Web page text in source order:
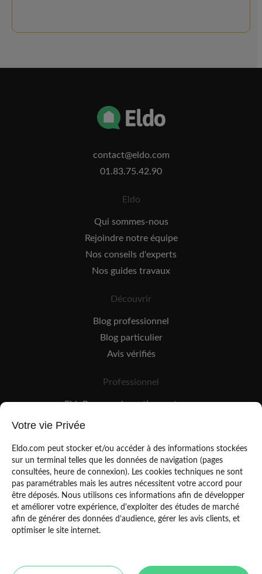
contact@eldo.com
01.83.75.42.90
Eldo
Qui sommes-nous
Rejoindre notre équipe
Nos conseils d'experts
Nos guides travaux
Découvrir
Blog professionnel
Blog particulier
Avis vérifiés
Professionnel
EldoPro pour les artisans et pros
EldoNetwork pour les réseaux, marques et industriels
Mentions légales
Votre vie Privée
Eldo.com peut stocker et/ou accéder à des informations stockées
sur un terminal telles que les données de navigation (pages
consultées, heure de connexion). Les cookies techniques ne sont
pas paramétrables mais les autres nécessitent votre accord pour
être déposés. Nous utilisons ces informations afin de développer
et améliorer votre expérience, d'exploiter des études de marché
afin de générer des données d’audience, gérer les avis clients, et
optimiser le site internet.